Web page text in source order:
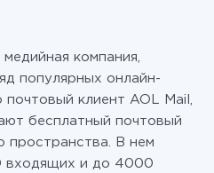
компания,
популярных онлайн-
клиент AOL Mail,
бесплатный почтовый
пространства. В нем
входящих и до 4000